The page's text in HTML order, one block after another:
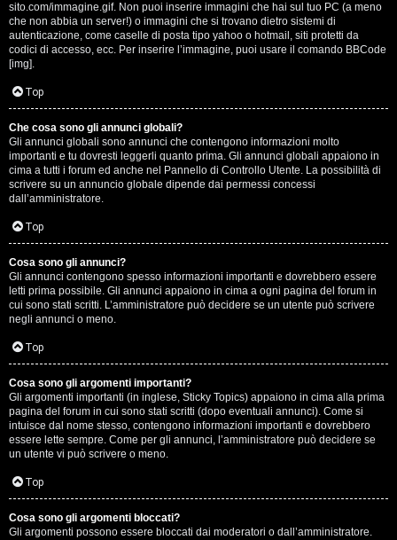
sito.com/immagine.gif. Non puoi inserire immagini che hai sul tuo PC (a meno
che non abbia un server!) o immagini che si trovano dietro sistemi di
autenticazione, come caselle di posta tipo yahoo o hotmail, siti protetti da
codici di accesso, ecc. Per inserire l’immagine, puoi usare il comando BBCode
[img].
Top
Che cosa sono gli annunci globali?
Gli annunci globali sono annunci che contengono informazioni molto
importanti e tu dovresti leggerli quanto prima. Gli annunci globali appaiono in
cima a tutti i forum ed anche nel Pannello di Controllo Utente. La possibilità di
scrivere su un annuncio globale dipende dai permessi concessi
dall’amministratore.
Top
Cosa sono gli annunci?
Gli annunci contengono spesso informazioni importanti e dovrebbero essere
letti prima possibile. Gli annunci appaiono in cima a ogni pagina del forum in
cui sono stati scritti. L’amministratore può decidere se un utente può scrivere
negli annunci o meno.
Top
Cosa sono gli argomenti importanti?
Gli argomenti importanti (in inglese, Sticky Topics) appaiono in cima alla prima
pagina del forum in cui sono stati scritti (dopo eventuali annunci). Come si
intuisce dal nome stesso, contengono informazioni importanti e dovrebbero
essere lette sempre. Come per gli annunci, l’amministratore può decidere se
un utente vi può scrivere o meno.
Top
Cosa sono gli argomenti bloccati?
Gli argomenti possono essere bloccati dai moderatori o dall’amministratore.
C
o
s
a
c
i
p
i
a
c
e
e
c
o
s
a
n
o